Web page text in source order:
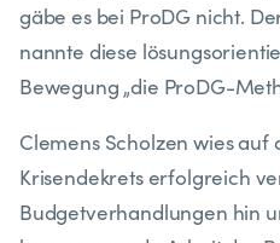
gäbe es bei ProDG nicht.
nannte diese
Bewegung „die ProDG-
Clemens Scholzen wies auf
Krisendekrets erfolgreich
Budgetverhandlungen hin